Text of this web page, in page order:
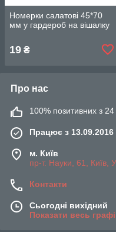
Номерки салатові 45*70
мм у гардероб на вішалку
19 ₴
Про нас
100% позитивних з 24
Працює з 13.09.2016
м. Київ
пр-т. Науки, 61, Київ,
Контакти
Сьогодні вихідний
Показати весь